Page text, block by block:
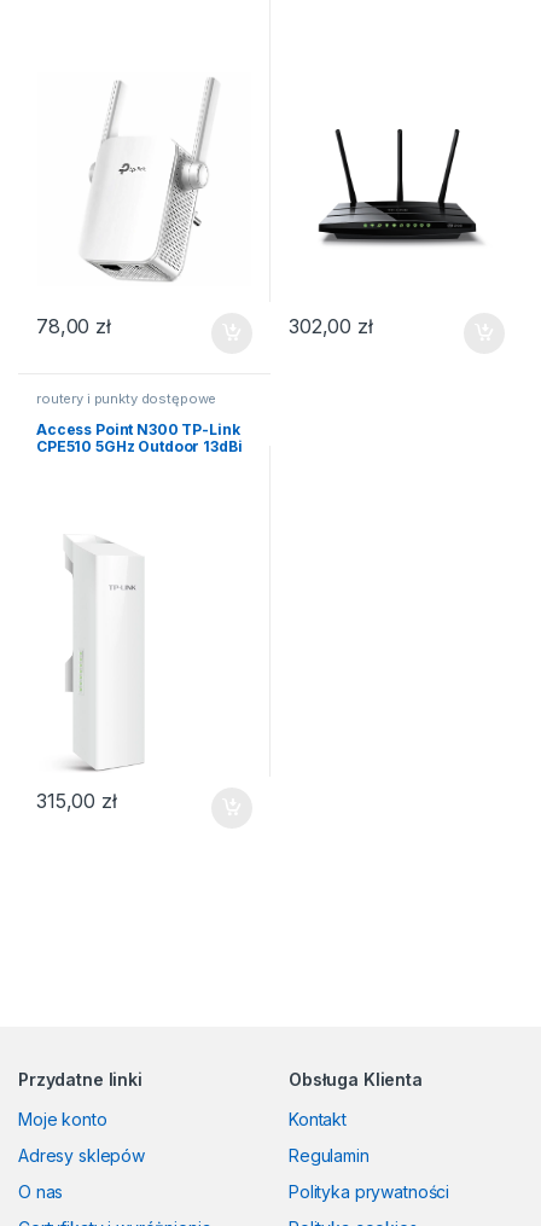
78,00 zł 302,00 zł
routery i punkty dostępowe
Access Point N300 TP-Link
CPE510 5GHz Outdoor 13dBi
315,00 zł
Przydatne linki
Moje konto
Adresy sklepów
O nas
Obsługa Klienta
Kontakt
Regulamin
Polityka prywatności